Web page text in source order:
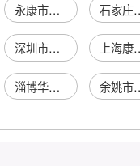
永康市协邦铸业有限公司 石家庄腾
深圳市龙岗区坪地一品黄记煌三汁焖锅店 上海康任
淄博华禄网络科技有限公司 余姚市